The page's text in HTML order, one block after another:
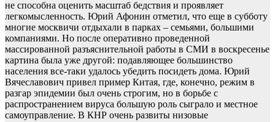
не способна оценить масштаб бедствия и проявляет
легкомысленность. Юрий Афонин отметил, что еще в субботу
многие москвичи отдыхали в парках – семьями, большими
компаниями. Но после оперативно проведенной
массированной разъяснительной работы в СМИ в воскресенье
картина была уже другой: подавляющее большинство
населения все-таки удалось убедить посидеть дома. Юрий
Вячеславович привел пример Китая, где, конечно, режим в
разгар эпидемии был очень строгим, но в борьбе с
распространением вируса большую роль сыграло и местное
самоуправление. В КНР очень развиты низовые